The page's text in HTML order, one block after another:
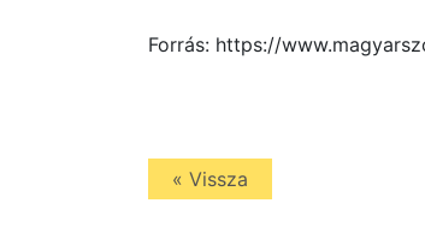
Forrás: https://
« Vissza